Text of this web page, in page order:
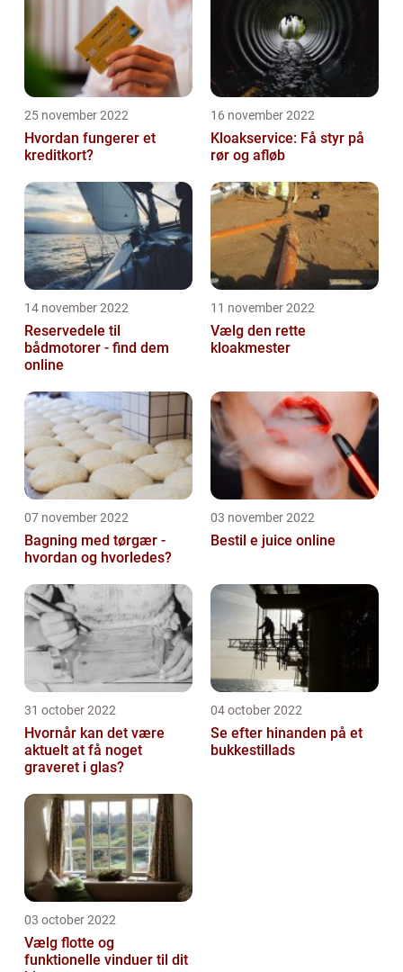
25 november 2022
Hvordan fungerer et
kreditkort?
16 november 2022
Kloakservice: Få styr på
rør og afløb
14 november 2022
Reservedele til
bådmotorer - find dem
online
11 november 2022
Vælg den rette
kloakmester
07 november 2022
Bagning med tørgær -
hvordan og hvorledes?
03 november 2022
Bestil e juice online
31 october 2022
Hvornår kan det være
aktuelt at få noget
graveret i glas?
04 october 2022
Se efter hinanden på et
bukkestillads
03 october 2022
Vælg flotte og
funktionelle vinduer til dit